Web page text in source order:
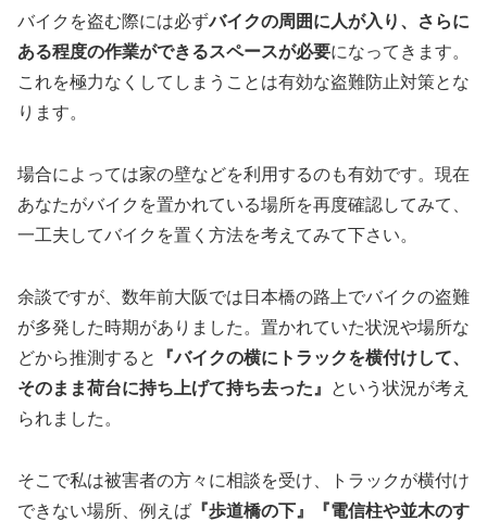
バイクを盗む際には必ずバイクの周囲に人が入り、さらに
ある程度の作業ができるスペースが必要になってきます。
これを極力なくしてしまうことは有効な盗難防止対策とな
ります。
場合によっては家の壁などを利用するのも有効です。現在
あなたがバイクを置かれている場所を再度確認してみて、
一工夫してバイクを置く方法を考えてみて下さい。
余談ですが、数年前大阪では日本橋の路上でバイクの盗難
が多発した時期がありました。置かれていた状況や場所な
どから推測すると
『バイクの横にトラックを横付けして、
そのまま荷台に持ち上げて持ち去った』
という状況が考え
られました。
そこで私は被害者の方々に相談を受け、トラックが横付け
できない場所、例えば 『歩道橋の下』『電信柱や並木のす